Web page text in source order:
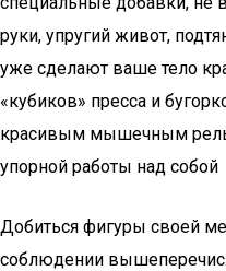
руки, упругий живот,
уже сделают ваше тело
«кубиков» пресса и
красивым мышечным
упорной работы над собой
Добиться фигуры своей
соблюдении